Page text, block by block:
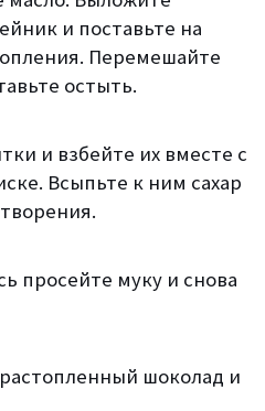
и поставьте на
Перемешайте
остыть.
и взбейте их вместе с
Всыпьте к ним сахар
просейте муку и снова
шоколад и